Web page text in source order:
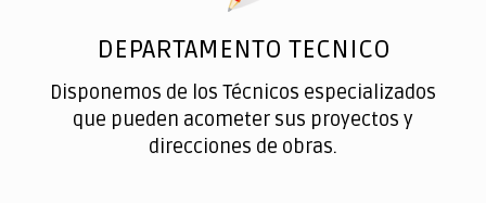
DEPARTAMENTO TECNICO
Disponemos de los Técnicos especializados
que pueden acometer sus proyectos y
direcciones de obras.